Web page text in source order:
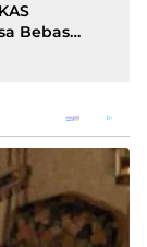
Bebas